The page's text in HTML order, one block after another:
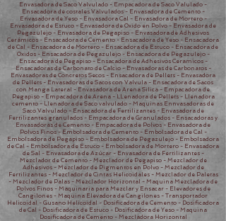
Envasadora de Saco Valvulado - Empacadora de Saco Valulado -
Ensacadora de costales Valvulados - Envasadora de Cemento -
Envasadora de Yeso - Envasadora Cal - Envasadora de Mortero -
Envasadora de Estuco - Envasadora de Oxido en Polvo - Envasadora de
Pegazulejo - Envasadora de Pegapiso - Envasadora de Adhesivos
Cerámicos - Ensacadora de Cemento - Ensacadora de Yeso - Ensacadora
de Cal - Ensacadora de Mortero - Ensacadora de Estuco - Ensacadora de
Oxidos - Ensacadora de Pegazulejo - Ensacadora de Pegazulejo -
Ensacadora de Pegapiso - Ensacadora de Adhesivos Ceramicos -
Ensacadoras de Carbonato de Calcio - Envasadoras de Carbonatos -
Envasadoras de Concretos Secos - Ensacadora de Pellets - Envasadora
de Pellets - Envasadoras de Sacos con Valvula - Ensacadora de Sacos
con Manga Lateral - Envasadora de Arena Silica - Empacadora de
Pegapiso - Empacadora de Arena - LLenadora de Pellets - Llenadora
cemento - Llenadora de Saco valvulado - Maquinas Ennvasadoras de
Saco Valvulado - Ensacadora de Fertilizantes - Envasadora de
Fertilizantes granulados - Empacadora de Granulados - Ensacadoras y
Envasadoras de Cemento - Empacadora de Polvos - Envasadora de
Polvos Finos - Embolsadora de Cemento - Embolsadora de Cal -
Embolsadora de Pegapiso - Embolsadora de Pegazulejo - Embolsadora
de Cal - Embolsadora de Estuco - Embolsadora de Mortero - Envasadora
de Sal - Envasadora de Azúcar - Envasadora de Fertilizantes -
Mezclador de Cemento - Mezclador de Pegapiso - Mezclador de
Adhesivos - Mezclador de Pigmentos en Polvo - Mezclador de
Fertilizantes - Mezclador de Cintas Helicoidales - Mezclador de Paletas
- Mezclador de Palas - Mezclador Horizontal - Maquina Mezcladora de
Polvos Finos - Maquinaria para Mezclar y Ensacar - Elevadores de
Cangilones - Maquina Elevadora de Cangilones - Transportador
Helicoidal - Gusano Helicoidal - Dosificadora de Cemento - Dosificadora
de Cal - Dosificadora de Estuco - Dosificadora de Yeso - Maquina
Dosificadora de Cemento - Mezcladora Horizontal